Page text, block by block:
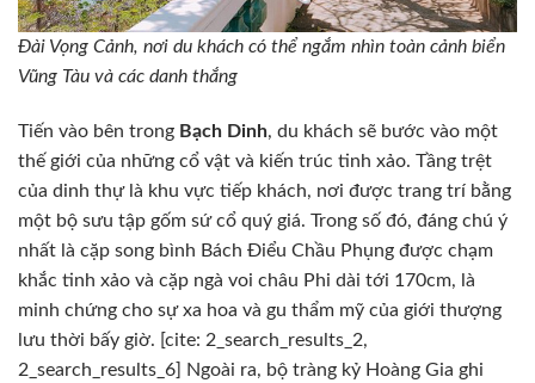
Đài Vọng Cảnh, nơi du khách có thể ngắm nhìn toàn cảnh biển
Vũng Tàu và các danh thắng
Tiến vào bên trong Bạch Dinh, du khách sẽ bước vào một
thế giới của những cổ vật và kiến trúc tinh xảo. Tầng trệt
của dinh thự là khu vực tiếp khách, nơi được trang trí bằng
một bộ sưu tập gốm sứ cổ quý giá. Trong số đó, đáng chú ý
nhất là cặp song bình Bách Điểu Chầu Phụng được chạm
khắc tinh xảo và cặp ngà voi châu Phi dài tới 170cm, là
minh chứng cho sự xa hoa và gu thẩm mỹ của giới thượng
lưu thời bấy giờ. [cite: 2_search_results_2,
2_search_results_6] Ngoài ra, bộ tràng kỷ Hoàng Gia ghi